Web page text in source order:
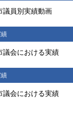
議員別実績動画
績
議会における実績
績
議会における実績